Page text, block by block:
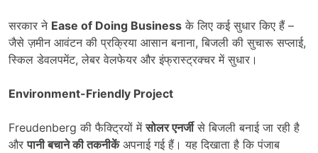
सरकार ने Ease of Doing Business के लिए कई सुधार किए हैं –
जैसे ज़मीन आवंटन की प्रक्रिया आसान बनाना, बिजली की सुचारू सप्लाई,
स्किल डेवलपमेंट, लेबर वेलफेयर और इंफ्रास्ट्रक्चर में सुधार।
Environment-Friendly Project
Freudenberg की फैक्ट्रियों मेंसोलर एनर्जीसे बिजली बनाई जा रही है
औरपानी बचाने की तकनीकेंअपनाई गई हैं। यह दिखाता है कि पंजाब